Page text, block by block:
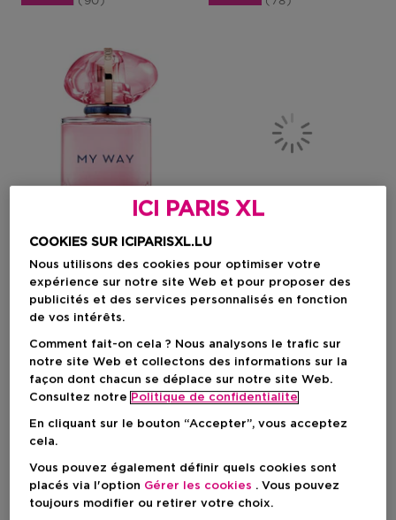
ARMANI
My Way Nectar
A Partir De Prix du produit
74,90 €
LANCÔME
Riche
Prix du produit
76,50 €
ICI PARIS XL
COOKIES SUR ICIPARISXL.LU
Nous utilisons des cookies pour optimiser votre
expérience sur notre site Web et pour proposer des
publicités et des services personnalisés en fonction
de vos intérêts.
Comment fait-on cela ? Nous analysons le trafic sur
notre site Web et collectons des informations sur la
façon dont chacun se déplace sur notre site Web.
Consultez notre Politique de confidentialite
En cliquant sur le bouton “Accepter”, vous acceptez
cela.
Vous pouvez également définir quels cookies sont
placés via l'option Gérer les cookies . Vous pouvez
toujours modifier ou retirer votre choix.